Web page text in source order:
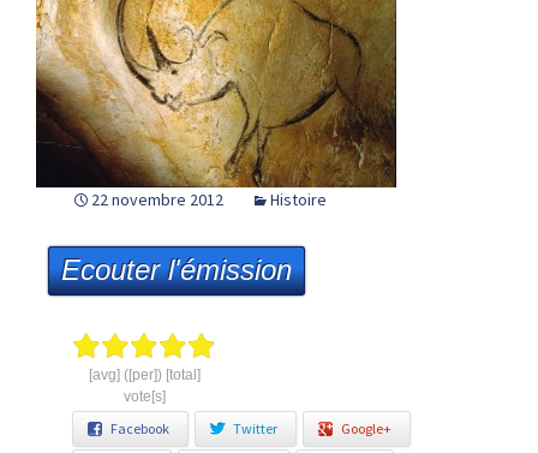
22 novembre 2012 Histoire
Ecouter l'émission
[avg] ([per]) [total]
vote[s]
Facebook Twitter Google+